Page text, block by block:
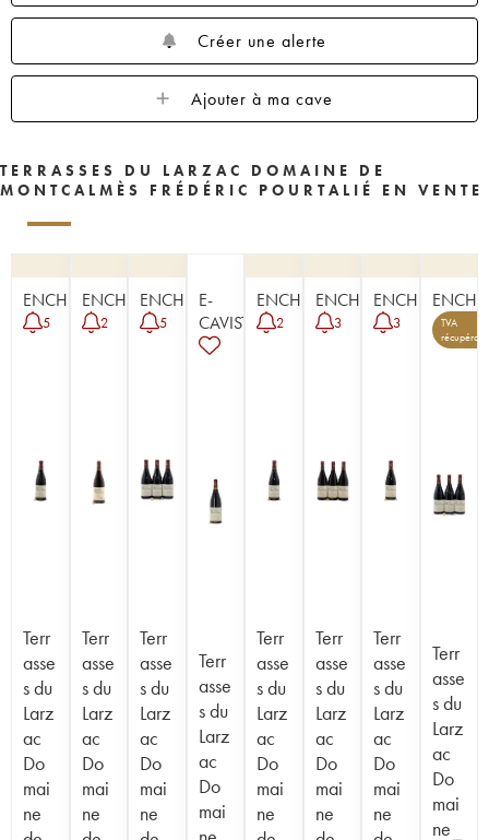
Créer une alerte
Ajouter à ma cave
TERRASSES DU LARZAC DOMAINE DE
MONTCALMÈS FRÉDÉRIC POURTALIÉ EN VENTE
ENCHÈRE
5
Terr
asse
s du
Larz
ac
Do
mai
ne
ENCHÈRE
2
Terr
asse
s du
Larz
ac
Do
mai
ne
ENCHÈRE
5
Terr
asse
s du
Larz
ac
Do
mai
ne
E-
CAVISTE
Terr
asse
s du
Larz
ac
Do
mai
ENCHÈRE
2
Terr
asse
s du
Larz
ac
Do
mai
ne
ENCHÈRE
3
Terr
asse
s du
Larz
ac
Do
mai
ne
ENCHÈRE
3
Terr
asse
s du
Larz
ac
Do
mai
ne
TVA
Terr
asse
s du
Larz
ac
Do
mai
ne